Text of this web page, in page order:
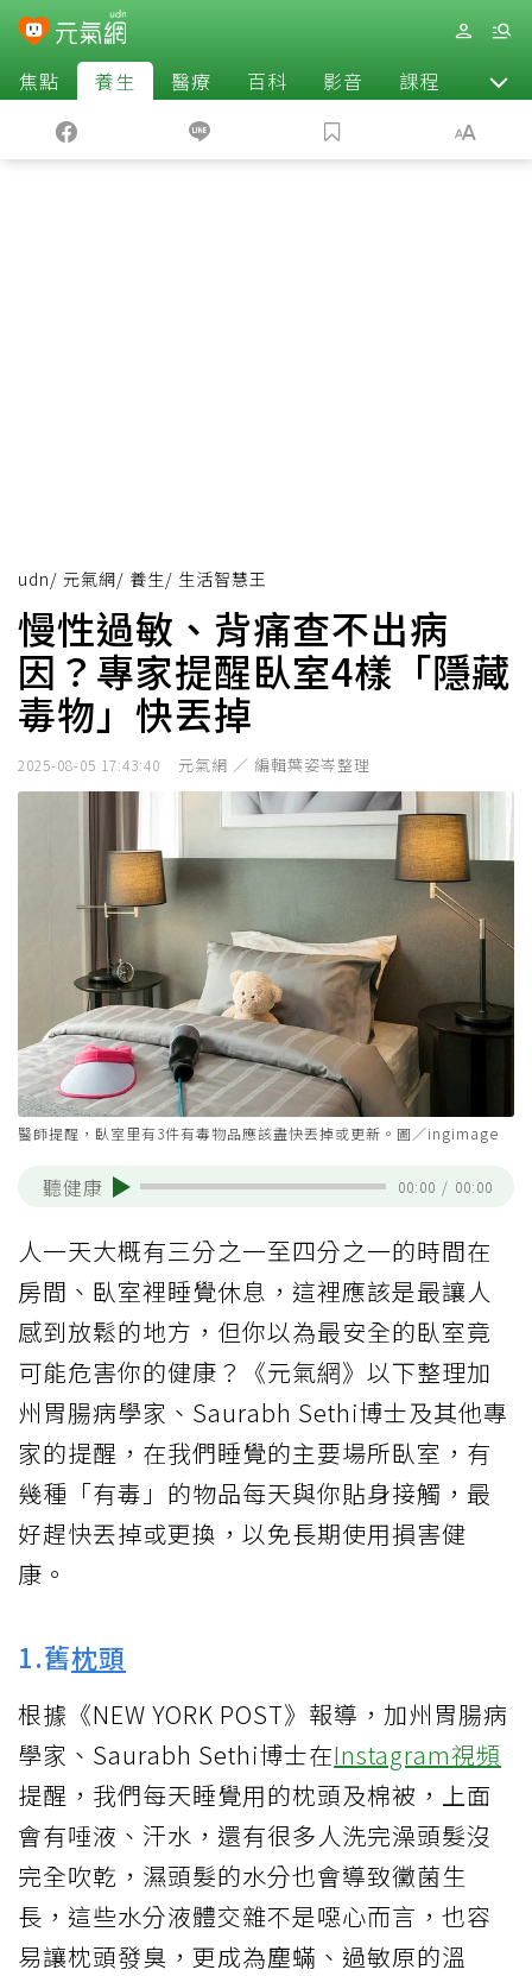
焦點 養生 醫療 百科 影音 課程 退休
udn/ 元氣網/ 養生/ 生活智慧王
慢性過敏、背痛查不出病
因？專家提醒臥室4樣「隱藏
毒物」快丟掉
2025-08-05 17:43:40 元氣網 ／ 編輯葉姿岑整理
醫師提醒，臥室里有3件有毒物品應該盡快丟掉或更新。圖／ingimage
聽健康 00:00 / 00:00
人一天大概有三分之一至四分之一的時間在
房間、臥室裡睡覺休息，這裡應該是最讓人
感到放鬆的地方，但你以為最安全的臥室竟
可能危害你的健康？《元氣網》以下整理加
州胃腸病學家、Saurabh Sethi博士及其他專
家的提醒，在我們睡覺的主要場所臥室，有
幾種「有毒」的物品每天與你貼身接觸，最
好趕快丟掉或更換，以免長期使用損害健
康。
1.舊枕頭
根據《NEW YORK POST》報導，加州胃腸病
學家、Saurabh Sethi博士在Instagram視頻
提醒，我們每天睡覺用的枕頭及棉被，上面
會有唾液、汗水，還有很多人洗完澡頭髮沒
完全吹乾，濕頭髮的水分也會導致黴菌生
長，這些水分液體交雜不是噁心而言，也容
易讓枕頭發臭，更成為塵蟎、過敏原的溫